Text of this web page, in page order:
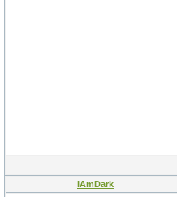
IAmDark